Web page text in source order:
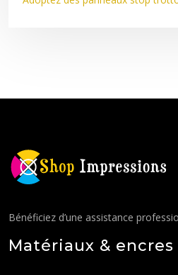
Bénéficiez d’une assistance
Matériaux & encres